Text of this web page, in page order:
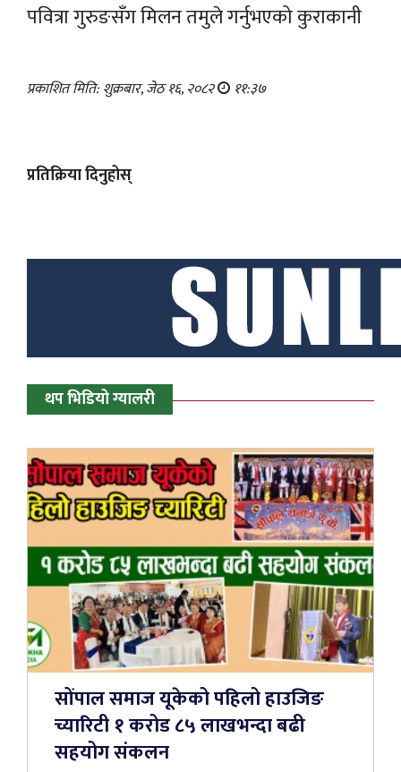
पवित्रा गुरुङसँग मिलन तमुले गर्नुभएको कुराकानी
प्रकाशित मिति: शुक्रबार, जेठ १६, २०८२ ११:३७
प्रतिक्रिया दिनुहोस्
थप भिडियो ग्यालरी
सोंपाल समाज यूकेको पहिलो हाउजिङ
च्यारिटी १ करोड ८५ लाखभन्दा बढी
सहयोग संकलन